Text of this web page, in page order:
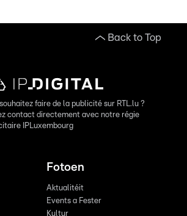
Back to Top
faire de la publicité sur RTL.lu ?
contact directement avec notre régie
IPLuxembourg
Fotoen
Aktualitéit
Events a Fester
Kultur